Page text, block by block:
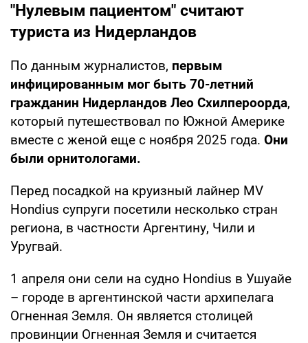
"Нулевым пациентом" считают
туриста из Нидерландов
По данным журналистов, первым
инфицированным мог быть 70-летний
гражданин Нидерландов Лео Схилпероорда,
который путешествовал по Южной Америке
вместе с женой еще с ноября 2025 года. Они
были орнитологами.
Перед посадкой на круизный лайнер MV
Hondius супруги посетили несколько стран
региона, в частности Аргентину, Чили и
Уругвай.
1 апреля они сели на судно Hondius в Ушуайе
– городе в аргентинской части архипелага
Огненная Земля. Он является столицей
провинции Огненная Земля и считается